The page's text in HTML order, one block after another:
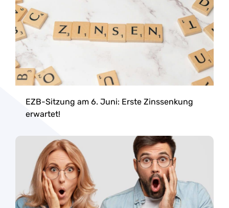
EZB-Sitzung am 6. Juni: Erste Zinssenkung
erwartet!